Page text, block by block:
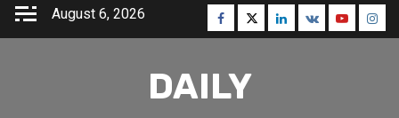
Skip
August 6, 2026 Facebook
TwitterLinkedin
VK Youtube
DAILY